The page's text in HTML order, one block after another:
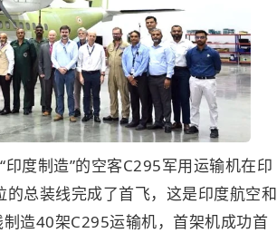
度制造”的空客C295军用运输机在印
总装线完成了首飞，这是印度航空和
造40架C295运输机，首架机成功首